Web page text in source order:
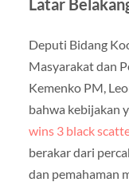
Deputi Bidang
Masyarakat dan
Kemenko PM,
bahwa kebijakan
wins 3 black
berakar dari
dan pemahaman